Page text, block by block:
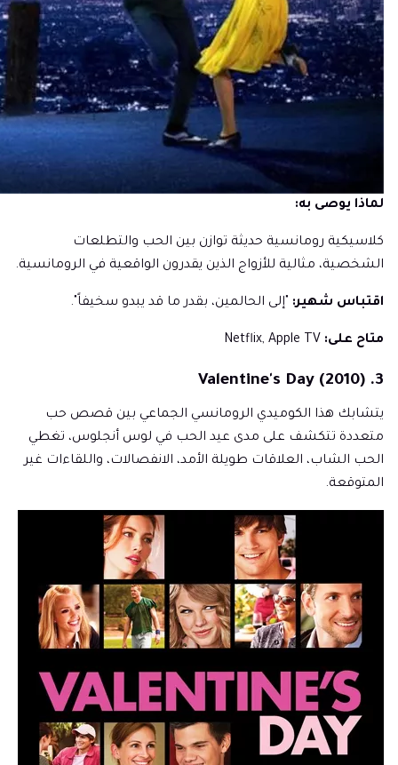
لماذا يوصى به:
كلاسيكية رومانسية حديثة توازن بين الحب والتطلعات
الشخصية، مثالية للأزواج الذين يقدرون الواقعية في الرومانسية.
اقتباس شهير: "إلى الحالمين، بقدر ما قد يبدو سخيفاً".
متاح على:
3. Valentine's Day (2010)
يتشابك هذا الكوميدي الرومانسي الجماعي بين قصص حب
متعددة تتكشف على مدى عيد الحب في لوس أنجلوس، تغطي
الحب الشاب، العلاقات طويلة الأمد، الانفصالات، واللقاءات غير
المتوقعة.